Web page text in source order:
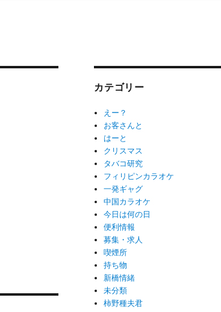
カテゴリー
えー？
お客さんと
はーと
クリスマス
タバコ研究
フィリピンカラオケ
一発ギャグ
中国カラオケ
今日は何の日
便利情報
募集・求人
喫煙所
持ち物
新橋情緒
未分類
柿野種夫君